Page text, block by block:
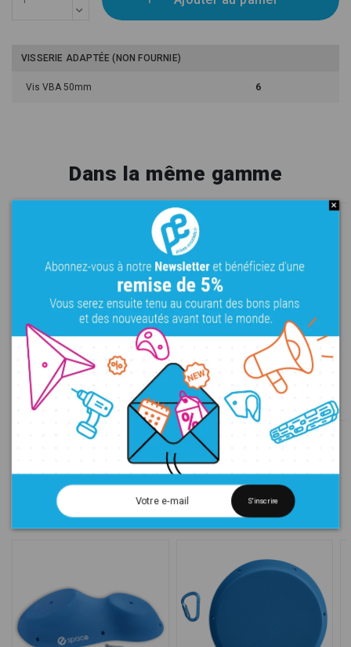
VISSERIE ADAPTÉE (NON FOURNIE)
Vis VBA 50mm 6
Dans la même gamme
Big Bean 1
XXL Bacs PU
105,00 €
Big Bean 2
XXXL PU
195,00 €
Dans la même catégorie
S'inscrire